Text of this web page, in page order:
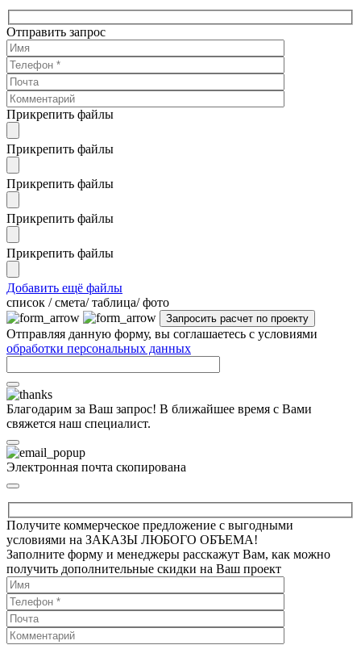
Отправить запрос
Прикрепить файлы
Прикрепить файлы
Прикрепить файлы
Прикрепить файлы
Прикрепить файлы
Добавить ещё файлы
cписок / смета/ таблица/ фото
Отправляя данную форму, вы соглашаетесь с условиями
обработки персональных данных
Благодарим за Ваш запрос! В ближайшее время с Вами
свяжется наш специалист.
Электронная почта скопирована
Получите коммерческое предложение с выгодными
условиями на ЗАКАЗЫ ЛЮБОГО ОБЪЕМА!
Заполните форму и менеджеры расскажут Вам, как можно
получить дополнительные скидки на Ваш проект